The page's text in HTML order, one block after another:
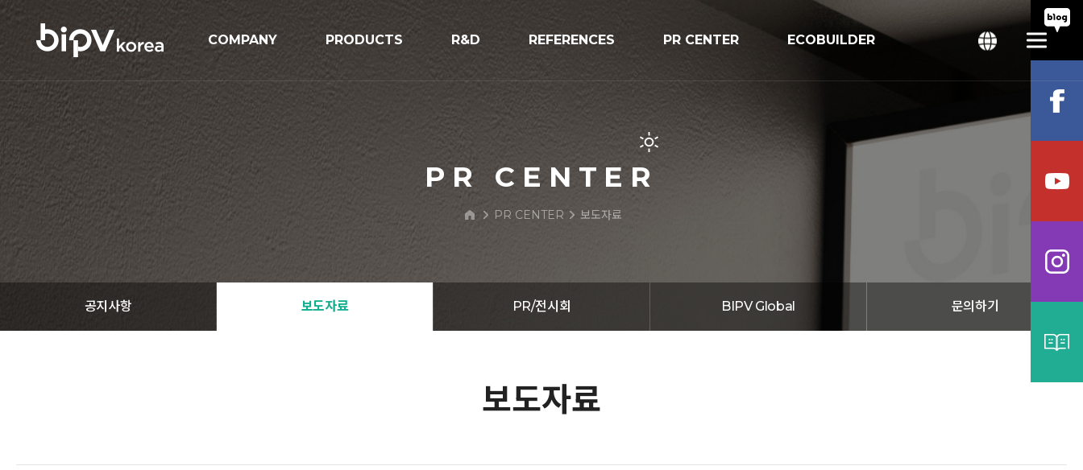
COMPANY
기업개요
인증현황
오시는길
PRODUCTS R&D
R&D
REFERENCES
시공사례
PR CENTER
공지사항
보도자료
ECOBUILDER
PR CENTER
PR CENTER 보도자료
공지사항 보도자료 PR/전시회 BIPV Global 문의하기
보도자료